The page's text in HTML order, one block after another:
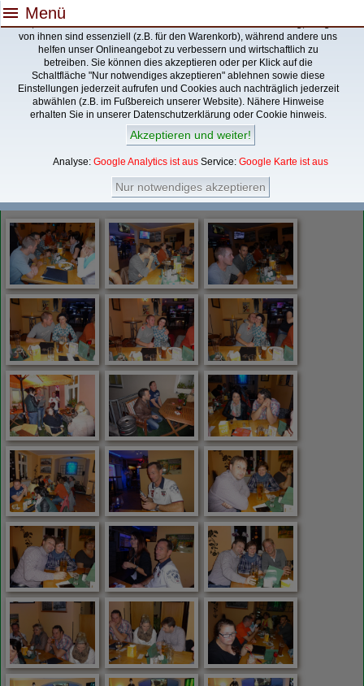
Ja, auch diese Webseite verwendet Cookies/Datenverarbeitung, Einige
von ihnen sind essenziell (z.B. für den Warenkorb), während andere uns
helfen unser Onlineangebot zu verbessern und wirtschaftlich zu
betreiben. Sie können dies akzeptieren oder per Klick auf die
Schaltfläche "Nur notwendiges akzeptieren" ablehnen sowie diese
Einstellungen jederzeit aufrufen und Cookies auch nachträglich jederzeit
abwählen (z.B. im Fußbereich unserer Website). Nähere Hinweise
erhalten Sie in unserer Datenschutzerklärung oder Cookie hinweis.
Akzeptieren und weiter!
Analyse: Google Analytics ist aus Service: Google Karte ist aus
Nur notwendiges akzeptieren
menu Menü
Du bist Hier: Galerie/ Bilder 2014 Treffen
2014 Treffen
Adler Seelowam 18.10.2014, wenn wir schon ein Gastronom
aus Seelow in unserer Mitte haben, können, sollten und nutzen wir das
natürlich.